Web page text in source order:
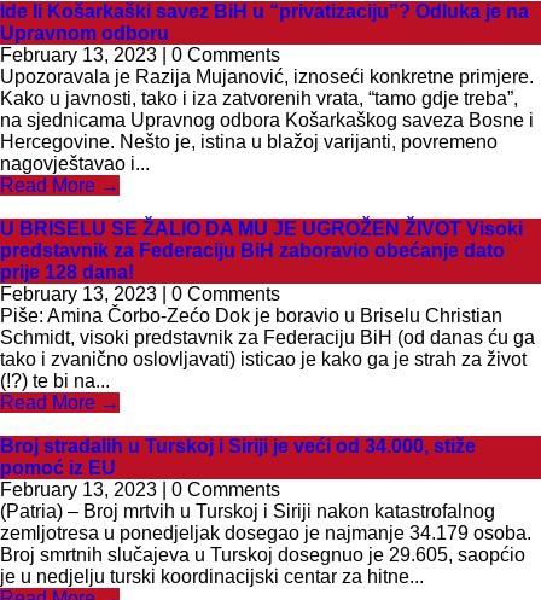
Ide li Košarkaški savez BiH u “privatizaciju”? Odluka je na
Upravnom odboru
February 13, 2023 | 0 Comments
Upozoravala je Razija Mujanović, iznoseći konkretne primjere.
Kako u javnosti, tako i iza zatvorenih vrata, “tamo gdje treba”,
na sjednicama Upravnog odbora Košarkaškog saveza Bosne i
Hercegovine. Nešto je, istina u blažoj varijanti, povremeno
nagovještavao i...
Read More →
U BRISELU SE ŽALIO DA MU JE UGROŽEN ŽIVOT Visoki
predstavnik za Federaciju BiH zaboravio obećanje dato
prije 128 dana!
February 13, 2023 | 0 Comments
Piše: Amina Čorbo-Zećo Dok je boravio u Briselu Christian
Schmidt, visoki predstavnik za Federaciju BiH (od danas ću ga
tako i zvanično oslovljavati) isticao je kako ga je strah za život
(!?) te bi na...
Read More →
Broj stradalih u Turskoj i Siriji je veći od 34.000, stiže
pomoć iz EU
February 13, 2023 | 0 Comments
(Patria) – Broj mrtvih u Turskoj i Siriji nakon katastrofalnog
zemljotresa u ponedjeljak dosegao je najmanje 34.179 osoba.
Broj smrtnih slučajeva u Turskoj dosegnuo je 29.605, saopćio
je u nedjelju turski koordinacijski centar za hitne...